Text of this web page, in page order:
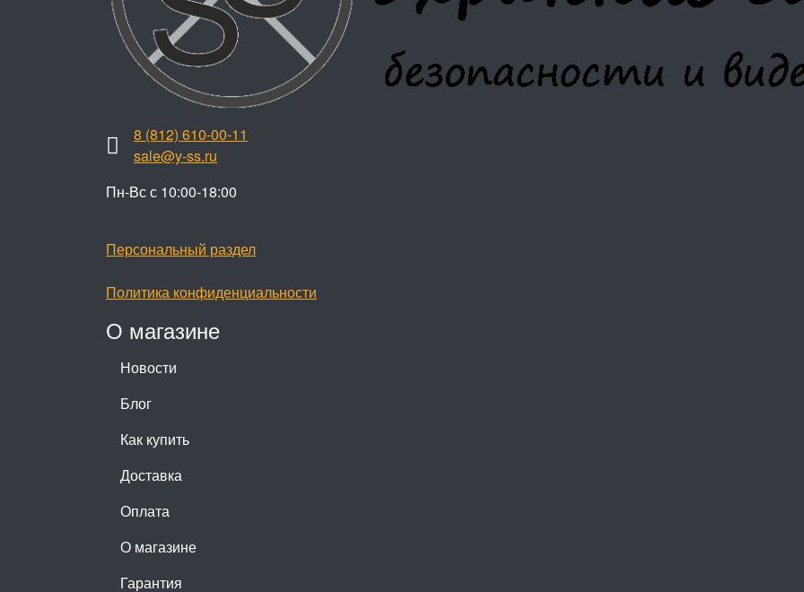
О магазине
Новости
Блог
Как купить
Доставка
Оплата
О магазине
Гарантия
8 (812) 610-00-11
sale@y-ss.ru
Пн-Вс с 10:00-18:00
Персональный раздел
Политика конфиденциальности